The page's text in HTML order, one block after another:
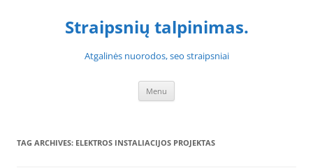
Straipsnių talpinimas.
Atgalinės nuorodos, seo straipsniai
Menu
TAG ARCHIVES: ELEKTROS INSTALIACIJOS PROJEKTAS